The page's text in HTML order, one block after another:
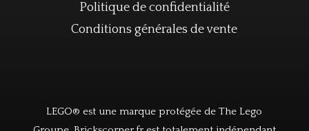
Politique de confidentialité
Conditions générales de vente
LEGO® est une marque protégée de The Lego